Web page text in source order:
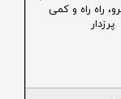
راه راه و کمی
پرزدار